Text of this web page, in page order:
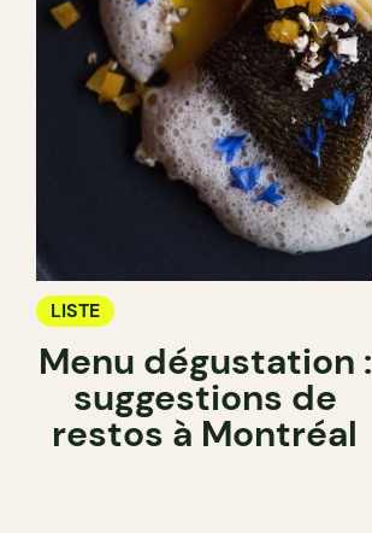
LISTE
Menu dégustation :
suggestions de
restos à Montréal